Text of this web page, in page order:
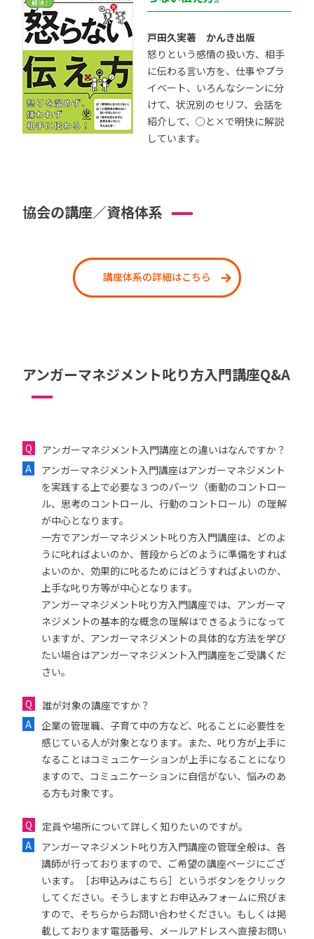
戸田久実著 かんき出版
怒りという感情の扱い方、相手
に伝わる言い方を、仕事やプラ
イベート、いろんなシーンに分
けて、状況別のセリフ、会話を
紹介して、○と×で明快に解説
しています。
協会の講座／資格体系
講座体系の詳細はこちら
アンガーマネジメント叱り方入門講座Q&A
アンガーマネジメント入門講座との違いはなんですか？
アンガーマネジメント入門講座はアンガーマネジメント
を実践する上で必要な３つのパーツ（衝動のコントロー
ル、思考のコントロール、行動のコントロール）の理解
が中心となります。
一方でアンガーマネジメント叱り方入門講座は、どのよ
うに叱ればよいのか、普段からどのように準備をすれば
よいのか、効果的に叱るためにはどうすればよいのか、
上手な叱り方等が中心となります。
アンガーマネジメント叱り方入門講座では、アンガーマ
ネジメントの基本的な概念の理解はできるようになって
いますが、アンガーマネジメントの具体的な方法を学び
たい場合はアンガーマネジメント入門講座をご受講くだ
さい。
誰が対象の講座ですか？
企業の管理職、子育て中の方など、叱ることに必要性を
感じている人が対象となります。また、叱り方が上手に
なることはコミュニケーションが上手になることになり
ますので、コミュニケーションに自信がない、悩みのあ
る方も対象です。
定員や場所について詳しく知りたいのですが。
アンガーマネジメント叱り方入門講座の管理全般は、各
講師が行っておりますので、ご希望の講座ページにござ
います。［お申込みはこちら］というボタンをクリック
してください。そうしますとお申込みフォームに飛びま
すので、そちらからお問い合わせください。もしくは掲
載しております電話番号、メールアドレスへ直接お問い